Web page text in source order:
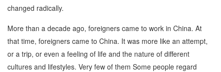
changed radically.
More than a decade ago, foreigners came to work in China. At
that time, foreigners came to China. It was more like an attempt,
or a trip, or even a feeling of life and the nature of different
cultures and lifestyles. Very few of them Some people regard